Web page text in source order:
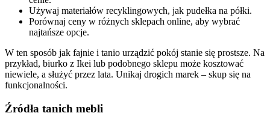
Używaj materiałów recyklingowych, jak pudełka na półki.
Porównaj ceny w różnych sklepach online, aby wybrać
najtańsze opcje.
W ten sposób jak fajnie i tanio urządzić pokój stanie się prostsze. Na
przykład, biurko z Ikei lub podobnego sklepu może kosztować
niewiele, a służyć przez lata. Unikaj drogich marek – skup się na
funkcjonalności.
Źródła tanich mebli